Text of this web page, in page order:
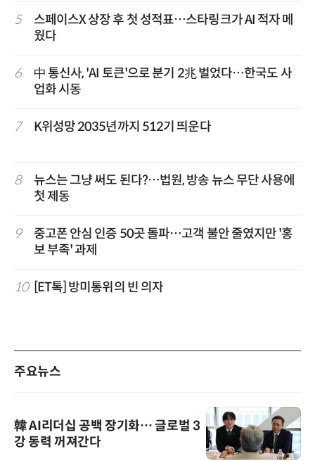
5
스페이스X 상장 후 첫 성적표…스타링크가 AI 적자 메
웠다
6
中 통신사, 'AI 토큰'으로 분기 2兆 벌었다…한국도 사
업화 시동
7 K위성망 2035년까지 512기 띄운다
8
뉴스는 그냥 써도 된다?…법원, 방송 뉴스 무단 사용에
첫 제동
9
중고폰 안심 인증 50곳 돌파…고객 불안 줄였지만 '홍
보 부족' 과제
10 [ET톡] 방미통위의 빈 의자
주요뉴스
韓 AI리더십 공백 장기화… 글로벌 3
강 동력 꺼져간다